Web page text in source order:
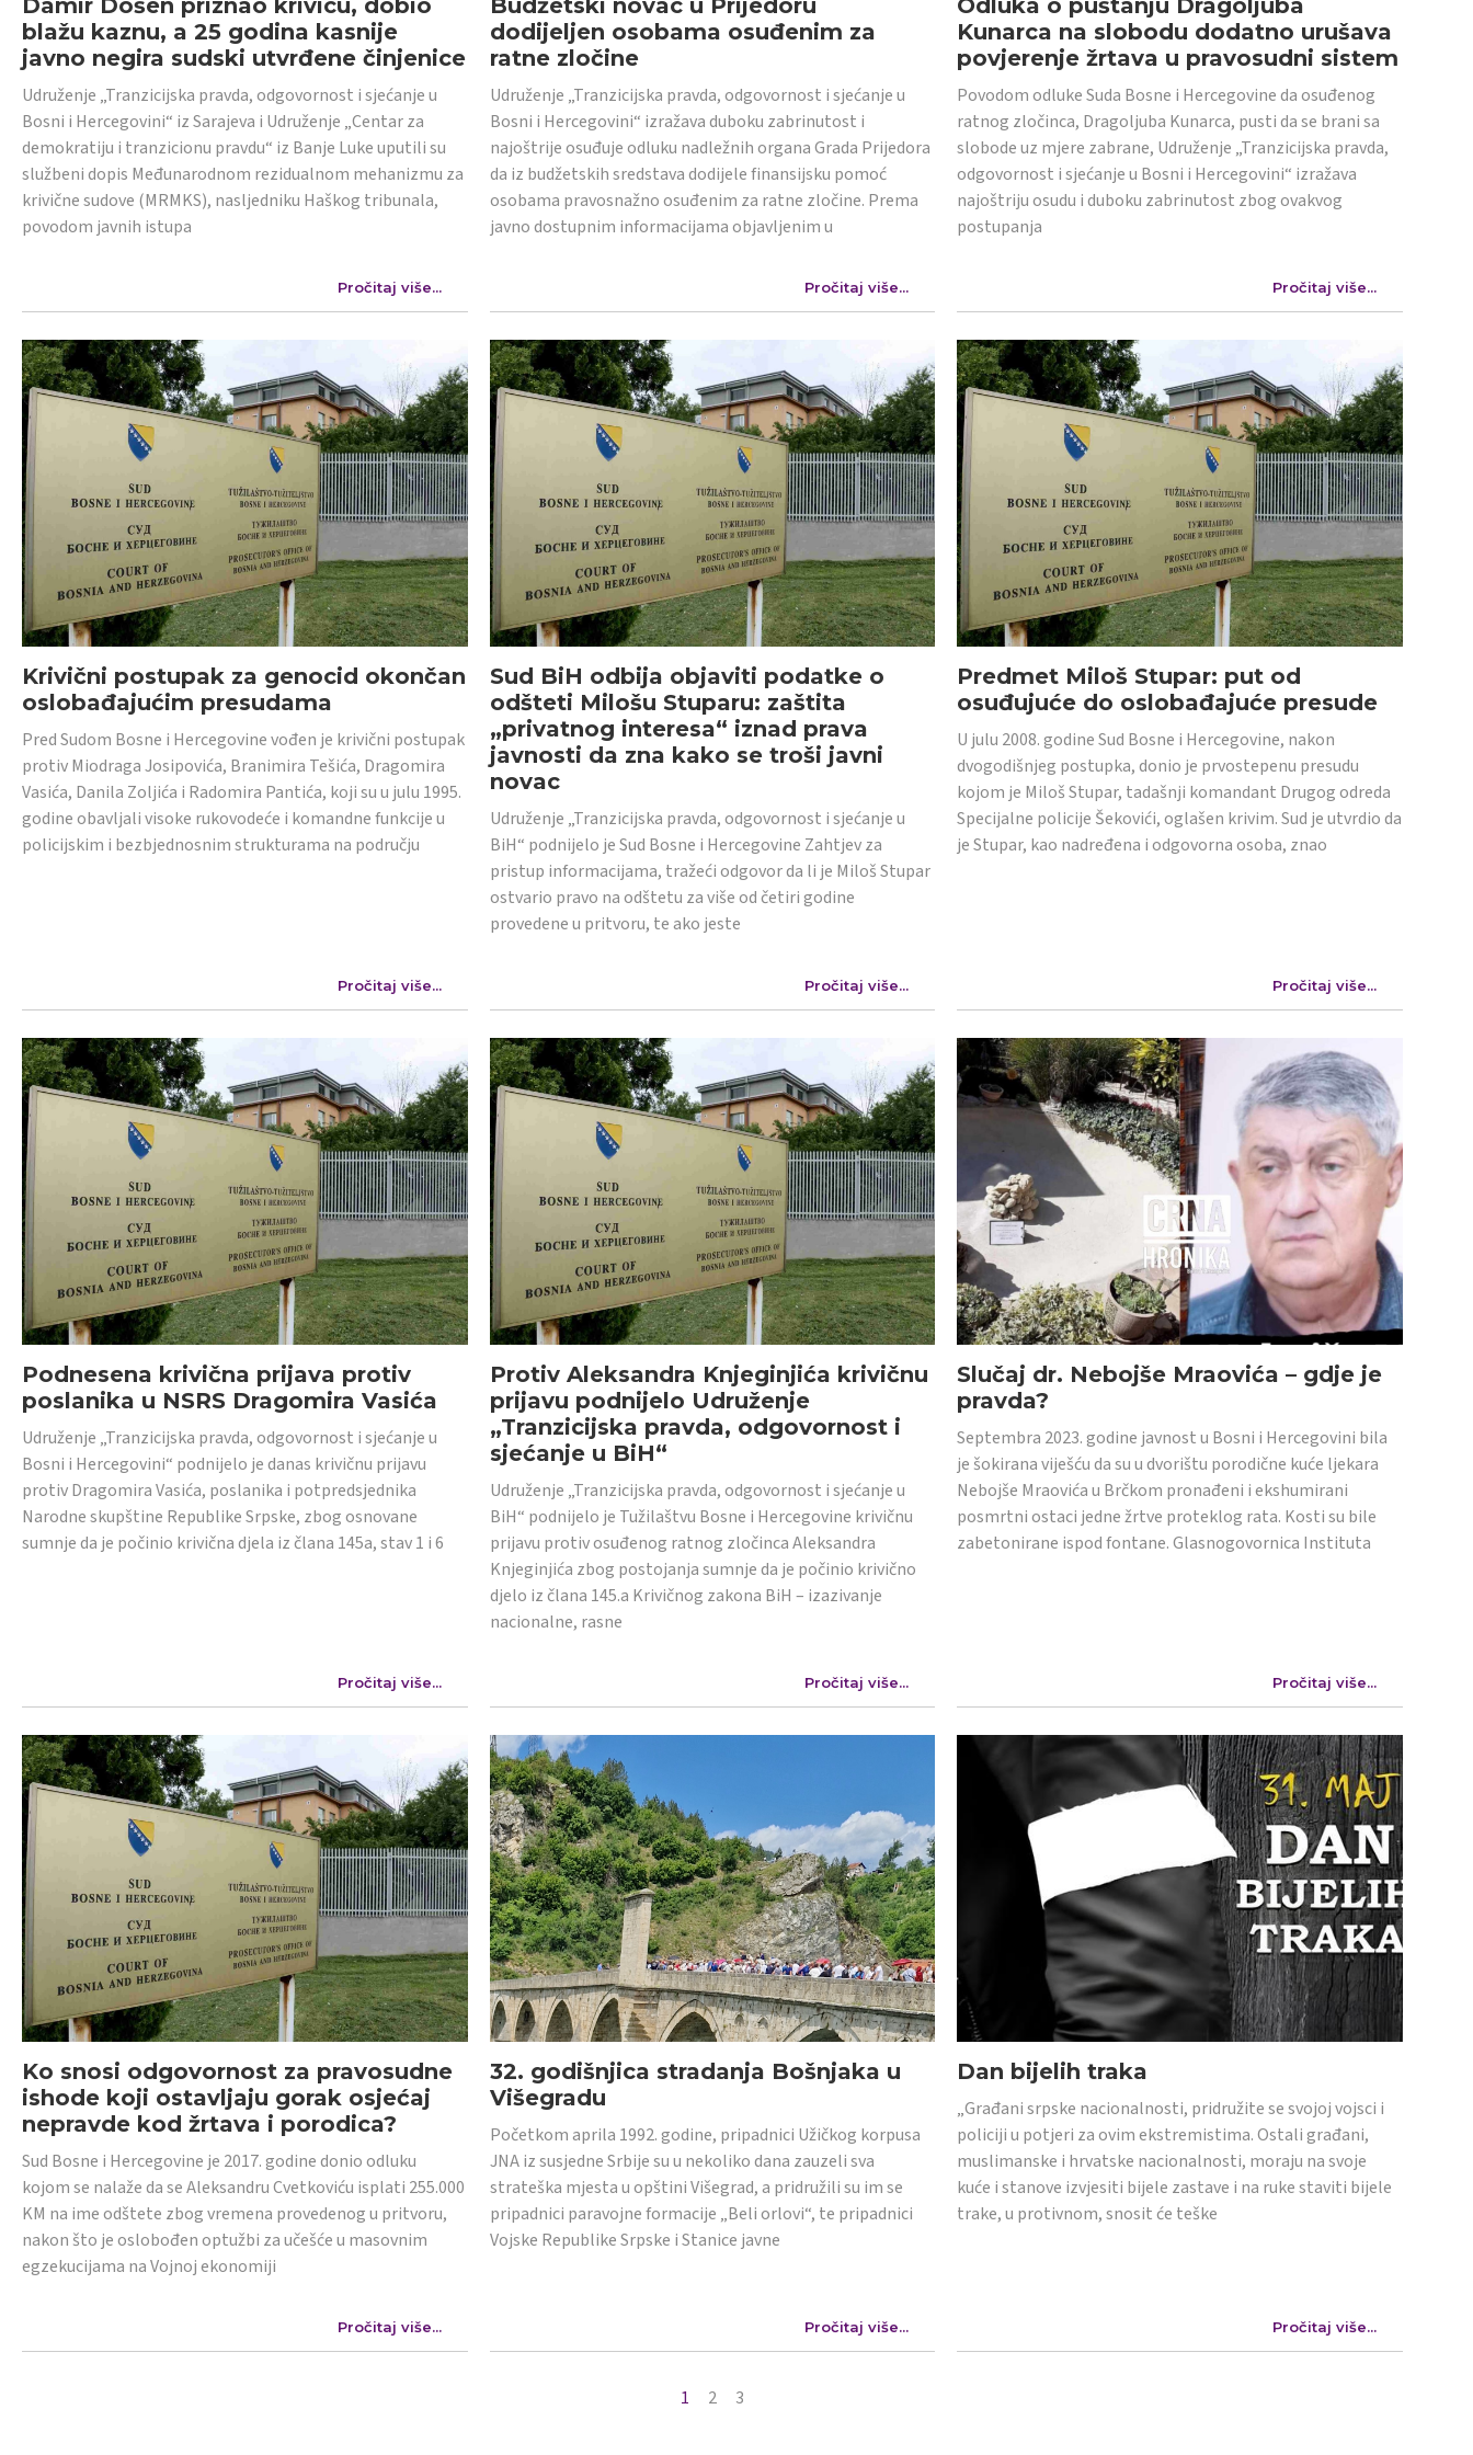
blažu kaznu, a 25 godina kasnije
javno negira sudski utvrđene činjenice
Udruženje „Tranzicijska pravda, odgovornost i sjećanje u
Bosni i Hercegovini“ iz Sarajeva i Udruženje „Centar za
demokratiju i tranzicionu pravdu“ iz Banje Luke uputili su
službeni dopis Međunarodnom rezidualnom mehanizmu za
krivične sudove (MRMKS), nasljedniku Haškog tribunala,
povodom javnih istupa
Pročitaj više...
dodijeljen osobama osuđenim za
ratne zločine
Udruženje „Tranzicijska pravda, odgovornost i sjećanje u
Bosni i Hercegovini“ izražava duboku zabrinutost i
najoštrije osuđuje odluku nadležnih organa Grada Prijedora
da iz budžetskih sredstava dodijele finansijsku pomoć
osobama pravosnažno osuđenim za ratne zločine. Prema
javno dostupnim informacijama objavljenim u
Pročitaj više...
Kunarca na slobodu dodatno urušava
povjerenje žrtava u pravosudni sistem
Povodom odluke Suda Bosne i Hercegovine da osuđenog
ratnog zločinca, Dragoljuba Kunarca, pusti da se brani sa
slobode uz mjere zabrane, Udruženje „Tranzicijska pravda,
odgovornost i sjećanje u Bosni i Hercegovini“ izražava
najoštriju osudu i duboku zabrinutost zbog ovakvog
postupanja
Pročitaj više...
Krivični postupak za genocid okončan
oslobađajućim presudama
Pred Sudom Bosne i Hercegovine vođen je krivični postupak
protiv Miodraga Josipovića, Branimira Tešića, Dragomira
Vasića, Danila Zoljića i Radomira Pantića, koji su u julu 1995.
godine obavljali visoke rukovodeće i komandne funkcije u
policijskim i bezbjednosnim strukturama na području
Pročitaj više...
Sud BiH odbija objaviti podatke o
odšteti Milošu Stuparu: zaštita
„privatnog interesa“ iznad prava
javnosti da zna kako se troši javni
novac
Udruženje „Tranzicijska pravda, odgovornost i sjećanje u
BiH“ podnijelo je Sud Bosne i Hercegovine Zahtjev za
pristup informacijama, tražeći odgovor da li je Miloš Stupar
ostvario pravo na odštetu za više od četiri godine
provedene u pritvoru, te ako jeste
Pročitaj više...
Predmet Miloš Stupar: put od
osuđujuće do oslobađajuće presude
U julu 2008. godine Sud Bosne i Hercegovine, nakon
dvogodišnjeg postupka, donio je prvostepenu presudu
kojom je Miloš Stupar, tadašnji komandant Drugog odreda
Specijalne policije Šekovići, oglašen krivim. Sud je utvrdio da
je Stupar, kao nadređena i odgovorna osoba, znao
Pročitaj više...
Podnesena krivična prijava protiv
poslanika u NSRS Dragomira Vasića
Udruženje „Tranzicijska pravda, odgovornost i sjećanje u
Bosni i Hercegovini“ podnijelo je danas krivičnu prijavu
protiv Dragomira Vasića, poslanika i potpredsjednika
Narodne skupštine Republike Srpske, zbog osnovane
sumnje da je počinio krivična djela iz člana 145a, stav 1 i 6
Pročitaj više...
Protiv Aleksandra Knjeginjića krivičnu
prijavu podnijelo Udruženje
„Tranzicijska pravda, odgovornost i
sjećanje u BiH“
Udruženje „Tranzicijska pravda, odgovornost i sjećanje u
BiH“ podnijelo je Tužilaštvu Bosne i Hercegovine krivičnu
prijavu protiv osuđenog ratnog zločinca Aleksandra
Knjeginjića zbog postojanja sumnje da je počinio krivično
djelo iz člana 145.a Krivičnog zakona BiH – izazivanje
nacionalne, rasne
Pročitaj više...
Slučaj dr. Nebojše Mraovića – gdje je
pravda?
Septembra 2023. godine javnost u Bosni i Hercegovini bila
je šokirana viješću da su u dvorištu porodične kuće ljekara
Nebojše Mraovića u Brčkom pronađeni i ekshumirani
posmrtni ostaci jedne žrtve proteklog rata. Kosti su bile
zabetonirane ispod fontane. Glasnogovornica Instituta
Pročitaj više...
Ko snosi odgovornost za pravosudne
ishode koji ostavljaju gorak osjećaj
nepravde kod žrtava i porodica?
Sud Bosne i Hercegovine je 2017. godine donio odluku
kojom se nalaže da se Aleksandru Cvetkoviću isplati 255.000
KM na ime odštete zbog vremena provedenog u pritvoru,
nakon što je oslobođen optužbi za učešće u masovnim
egzekucijama na Vojnoj ekonomiji
Pročitaj više...
32. godišnjica stradanja Bošnjaka u
Višegradu
Početkom aprila 1992. godine, pripadnici Užičkog korpusa
JNA iz susjedne Srbije su u nekoliko dana zauzeli sva
strateška mjesta u opštini Višegrad, a pridružili su im se
pripadnici paravojne formacije „Beli orlovi“, te pripadnici
Vojske Republike Srpske i Stanice javne
Pročitaj više...
Dan bijelih traka
„Građani srpske nacionalnosti, pridružite se svojoj vojsci i
policiji u potjeri za ovim ekstremistima. Ostali građani,
muslimanske i hrvatske nacionalnosti, moraju na svoje
kuće i stanove izvjesiti bijele zastave i na ruke staviti bijele
trake, u protivnom, snosit će teške
Pročitaj više...
1 2 3